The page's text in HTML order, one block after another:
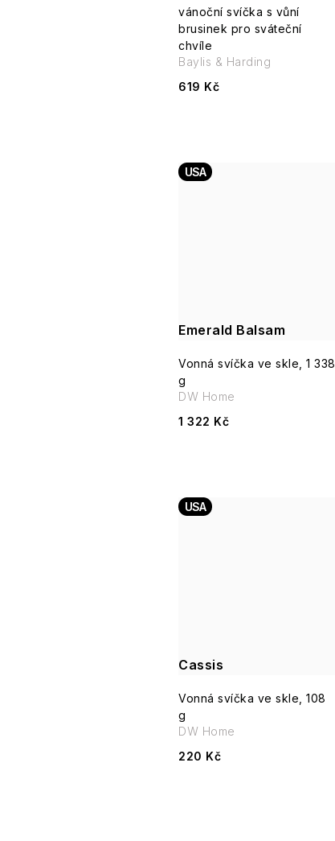
vánoční svíčka s vůní
brusinek pro sváteční
chvíle
619 Kč
Baylis & Harding
Emerald Balsam
USA
Vonná svíčka ve skle, 1 338
g
1 322 Kč
DW Home
Cassis
USA
Vonná svíčka ve skle, 108
g
220 Kč
DW Home